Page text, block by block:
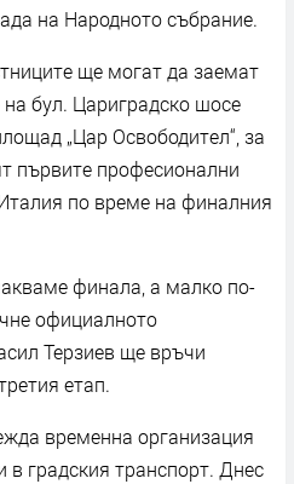
на Народното събрание.
ще могат да заемат
бул. Цариградско шосе
„Цар Освободител“, за
първите професионални
по време на финалния
финалa, а малко по-
официалното
Терзиев ще връчи
етап.
временна организация
градския транспорт. Днес